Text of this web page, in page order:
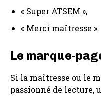
« Super ATSEM »,
« Merci maîtresse ».
Le marque-
Si la maîtresse ou le
passionné de lecture,